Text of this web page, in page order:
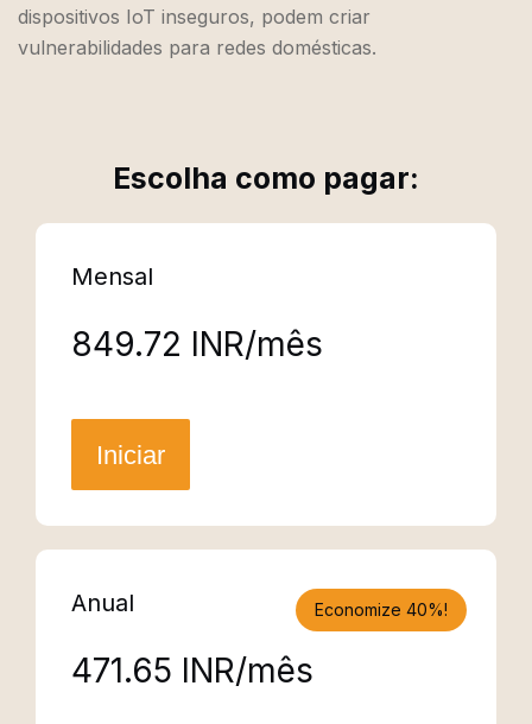
dispositivos IoT inseguros, podem criar
vulnerabilidades para redes domésticas.
Escolha como pagar:
Mensal
₹849.72 INR/mês
Iniciar
Anual
₹471.65 INR/mês
Economize 40%!